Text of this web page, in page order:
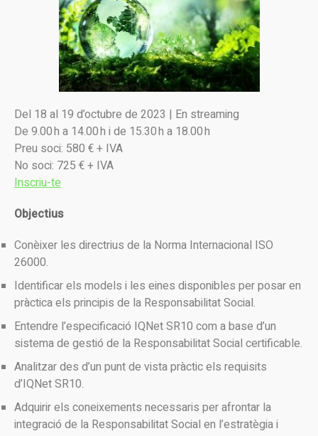
Del 18 al 19 d’octubre de 2023 | En streaming
De 9.00 h a 14.00 h i de 15.30 h a 18.00 h
Preu soci: 580 € + IVA
No soci: 725 € + IVA
Inscriu-te
Objectius
Conèixer les directrius de la Norma Internacional ISO
26000.
Identificar els models i les eines disponibles per posar en
pràctica els principis de la Responsabilitat Social.
Entendre l’especificació IQNet SR10 com a base d’un
sistema de gestió de la Responsabilitat Social certificable.
Analitzar des d’un punt de vista pràctic els requisits
d’IQNet SR10.
Adquirir els coneixements necessaris per afrontar la
integració de la Responsabilitat Social en l’estratègia i